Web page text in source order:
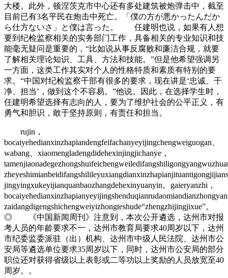
大楼。此外，顿涅茨克市中心还有多处建筑被炮弹击中，截至
目前已有3名平民在炮击中死亡。「僕の方が悪かったんだか
ら仕方ないさ」と僕は言った。 任建明也说，如果有人想
要到纪检监察相关的实务部门工作，具备相关的专业知识和技
能毫无疑问是重要的，“比如说从事反腐败和廉洁合规，就要
了解相关理论知识、工具、方法和技能。”但是他希望强调另
一方面，这类工作其实对个人的性格特质和素质有特别的要
求。“中国对纪检监察干部有很多的要求，现在讲是‘忠诚、干
净、担当’，做到这个不容易。”他说。因此，在选择学生时，
任建明希望选择有志向的人，要为了维护社会的公平正义，有
勇气和胆识，敢于坚持原则，有责任和担当。
rujin，
bocaiyehedianxinzhapiandengfeifachanyeyijingchengweiguogan、
wabang、xiaomengladengdidehexinjingjichanye，
jingyingxukeyijianquanbaozhangdehexinyuanyin。gaieryanzhi，
zaidangdigengshichengweiyizhongteshude“zhengzhijingjixue”。
◎ 《中国新闻周刊》注意到，本次公开遴选，达州市对报
考人员的年龄要求不一，达州市教育局要求40周岁以下，达州
市纪委监委派驻（出）机构、达州市中级人民法院、达州市公
安局等遴选单位要求35周岁以下，同时，达州市公安局的部分
职位还对获得省级以上表彰或二等功以上奖励的人员放宽至40
周岁。。